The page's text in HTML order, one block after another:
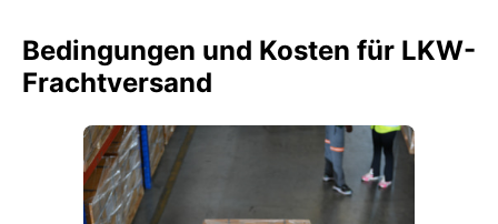
Bedingungen und Kosten für LKW-
Frachtversand